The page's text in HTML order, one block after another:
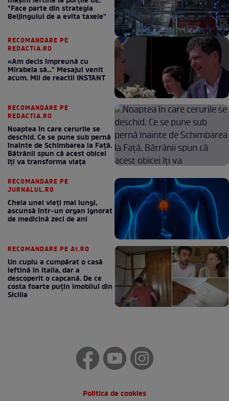
"Face parte din strategia
Beijingului de a evita taxele"
RECOMANDARE PE
REDACTIA.RO
«Am decis împreună cu
Mirabela să..." Mesajul venit
acum. Mii de reactii INSTANT
RECOMANDARE PE
REDACTIA.RO
Noaptea în care cerurile se
deschid. Ce se pune sub pernă
înainte de Schimbarea la Față.
Bătrânii spun că acest obicei
îți va transforma viața
RECOMANDARE PE
JURNALUL.RO
Cheia unei vieți mai lungi,
ascunsă într-un organ ignorat
de medicină zeci de ani
RECOMANDARE PE A1.RO
Un cuplu a cumpărat o casă
ieftină în Italia, dar a
descoperit o capcană. De ce
costa foarte puțin imobilul din
Sicilia
Politica de cookies